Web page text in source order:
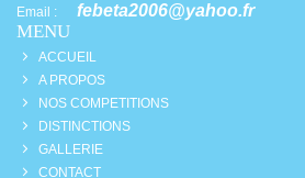
Email : febeta2006@yahoo.fr
MENU
ACCUEIL
A PROPOS
NOS COMPETITIONS
DISTINCTIONS
GALLERIE
CONTACT